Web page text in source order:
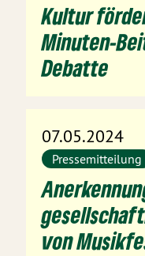
Kultur
Minuten-
Debatte
07.05.2024
Pressemitteilung
von